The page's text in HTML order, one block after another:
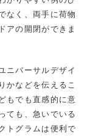
なく、両手に荷物
アの開閉ができま
ニバーサルデザイ
かなどを伝えるこ
もでも直感的に意
ても、急いでいる
トグラムは便利で